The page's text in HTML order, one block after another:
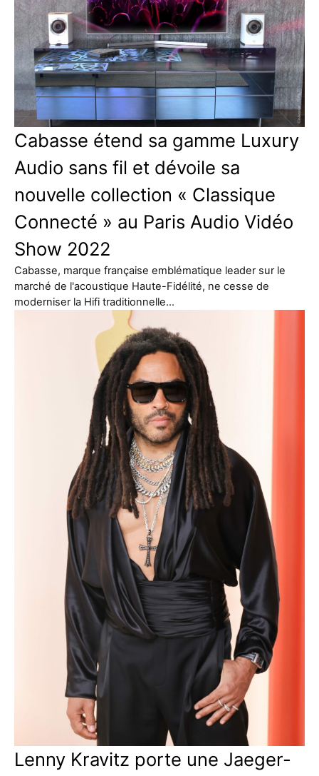
Cabasse étend sa gamme Luxury
Audio sans fil et dévoile sa
nouvelle collection « Classique
Connecté » au Paris Audio Vidéo
Show 2022
Cabasse, marque française emblématique leader sur le
marché de l'acoustique Haute-Fidélité, ne cesse de
moderniser la Hifi traditionnelle…
Lenny Kravitz porte une Jaeger-